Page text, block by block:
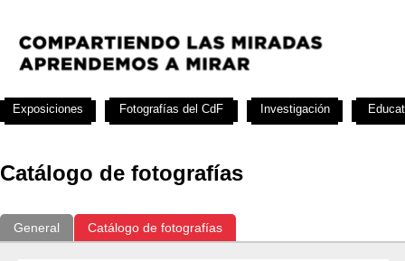
Catálogo de fotografías
General Catálogo de fotografías
Exposiciones Fotografías del CdF Investigación